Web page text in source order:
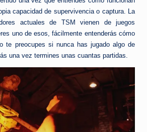
capacidad de supervivencia o captura. La
actuales de TSM vienen de juegos
uno de esos, fácilmente entenderás cómo
te preocupes si nunca has jugado algo de
una vez termines unas cuantas partidas.